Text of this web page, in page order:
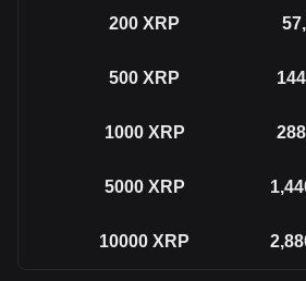
200 XRP
500 XRP
1000 XRP
5000 XRP
10000 XRP